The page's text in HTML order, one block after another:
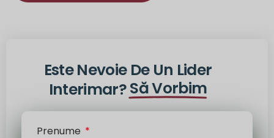
Este Nevoie De Un Lider
Interimar?Să Vorbim
Prenume